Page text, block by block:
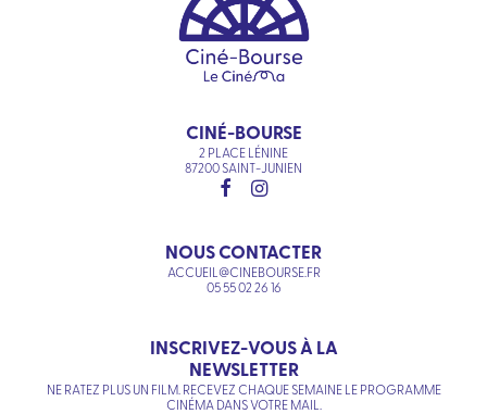
CINÉ-BOURSE
2 PLACE LÉNINE
87200 SAINT-JUNIEN
NOUS CONTACTER
ACCUEIL@CINEBOURSE.FR
05 55 02 26 16
INSCRIVEZ-VOUS À LA
NEWSLETTER
NE RATEZ PLUS UN FILM. RECEVEZ CHAQUE SEMAINE LE PROGRAMME
CINÉMA DANS VOTRE MAIL.